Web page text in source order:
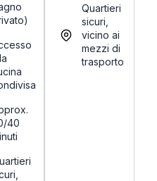
40
Quartieri
sicuri,
vicino ai
mezzi di
trasporto